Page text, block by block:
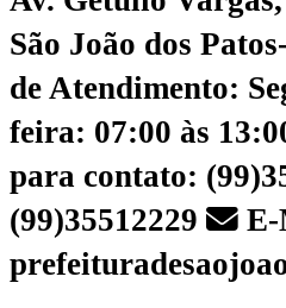
São João dos
de Atendimento:
feira: 07:00 às
para contato:
(99)35512229